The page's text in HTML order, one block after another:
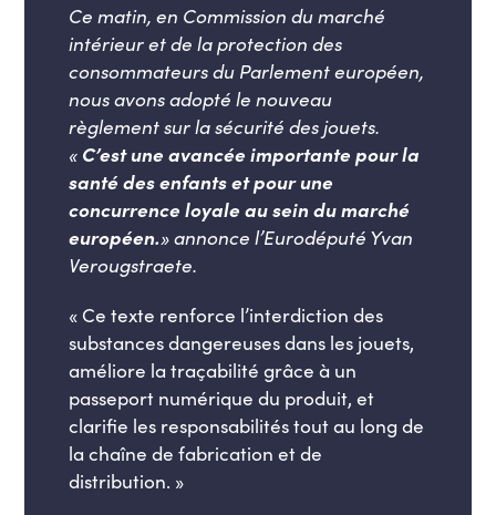
Ce matin, en Commission du marché
intérieur et de la protection des
consommateurs du Parlement européen,
nous avons adopté le nouveau
règlement sur la sécurité des jouets.
« C’est une avancée importante pour la
santé des enfants et pour une
concurrence loyale au sein du marché
européen.» annonce l’Eurodéputé Yvan
Verougstraete.
« Ce texte renforce l’interdiction des
substances dangereuses dans les jouets,
améliore la traçabilité grâce à un
passeport numérique du produit, et
clarifie les responsabilités tout au long de
la chaîne de fabrication et de
distribution. »